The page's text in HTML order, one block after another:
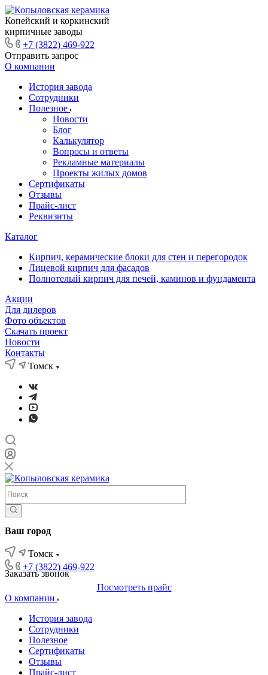
Копейский и коркинский
кирпичные заводы
+7 (3822) 469-922
Отправить запрос
О компании
История завода
Сотрудники
Полезное
Новости
Блог
Калькулятор
Вопросы и ответы
Рекламные материалы
Проекты жилых домов
Сертификаты
Отзывы
Прайс-лист
Реквизиты
Каталог
Кирпич, керамические блоки для стен и перегородок
Лицевой кирпич для фасадов
Полнотелый кирпич для печей, каминов и фундамента
Акции
Для дилеров
Фото объектов
Скачать проект
Новости
Контакты
Томск
Ваш город
Томск
+7 (3822) 469-922
Заказать звонок
Посмотреть прайс
О компании
История завода
Сотрудники
Полезное
Сертификаты
Отзывы
Прайс-лист